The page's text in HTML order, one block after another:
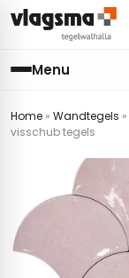
Menu
Home » Wandtegels »
visschub tegels
badkamer
hal
badkamer
(tot €25)